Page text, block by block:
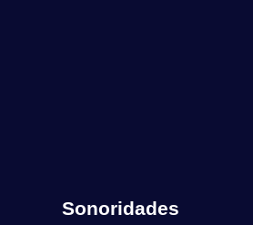
Sonoridades